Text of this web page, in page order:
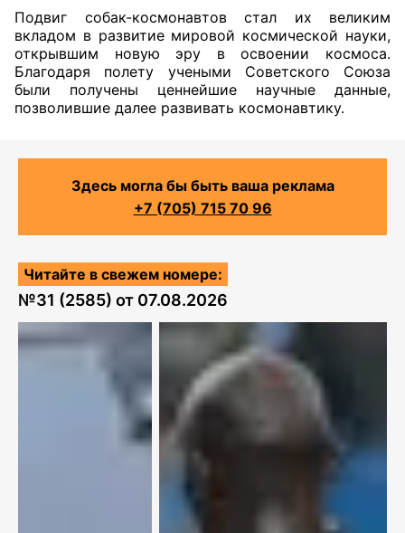
Подвиг собак-космонавтов стал их великим
вкладом в развитие мировой космической науки,
открывшим новую эру в освоении космоса.
Благодаря полету учеными Советского Союза
были получены ценнейшие научные данные,
позволившие далее развивать космонавтику.
Здесь могла бы быть ваша реклама
+7 (705) 715 70 96
Читайте в свежем номере:
№31 (2585) от 07.08.2026